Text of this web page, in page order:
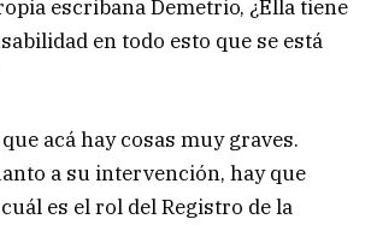
escribana Demetrio, ¿Ella tiene
en todo esto que se está
acá hay cosas muy graves.
a su intervención, hay que
es el rol del Registro de la